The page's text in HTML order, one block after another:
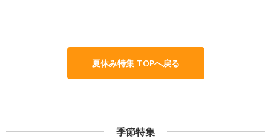
夏休み特集 TOPへ戻る
季節特集